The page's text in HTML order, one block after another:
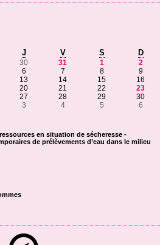
J V S D
30 31 1
2
6 7 8
9
13 14 15
16
20 21 22
23
27 28 29
30
3 4 5 6
en situation de sécheresse -
de prélèvements d’eau dans le milieu